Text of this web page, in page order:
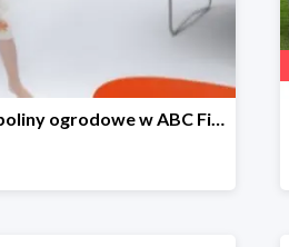
Trampoliny ogrodowe w ABC Fitness do -30%